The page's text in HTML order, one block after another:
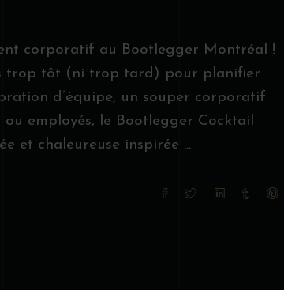
corporatif au Bootlegger Montréal !
trop tôt (ni trop tard) pour planifier
d’équipe, un souper corporatif
employés, le Bootlegger Cocktail
et chaleureuse inspirée